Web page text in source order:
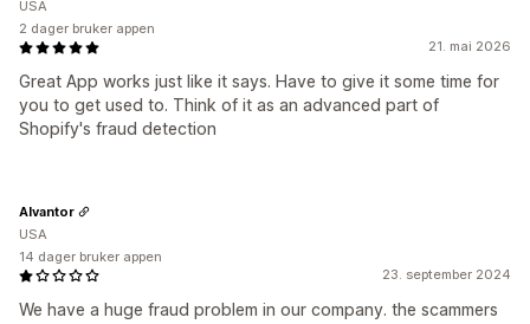
21. mai 2026
Great App works just like it says. Have to give it some time for
you to get used to. Think of it as an advanced part of
Shopify's fraud detection
USA
2 dager bruker appen
23. september 2024
We have a huge fraud problem in our company. the scammers
Alvantor
USA
14 dager bruker appen